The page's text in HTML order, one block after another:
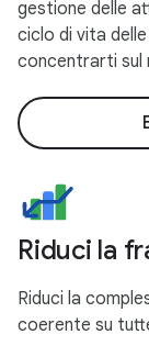
gestione delle
ciclo di vita
concentrarti sul
Riduci la
Riduci la
coerente su